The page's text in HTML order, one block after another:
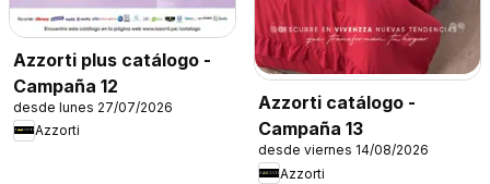
Azzorti plus catálogo -
Campaña 12
desde lunes 27/07/2026
Azzorti
Azzorti catálogo -
Campaña 13
desde viernes 14/08/2026
Azzorti